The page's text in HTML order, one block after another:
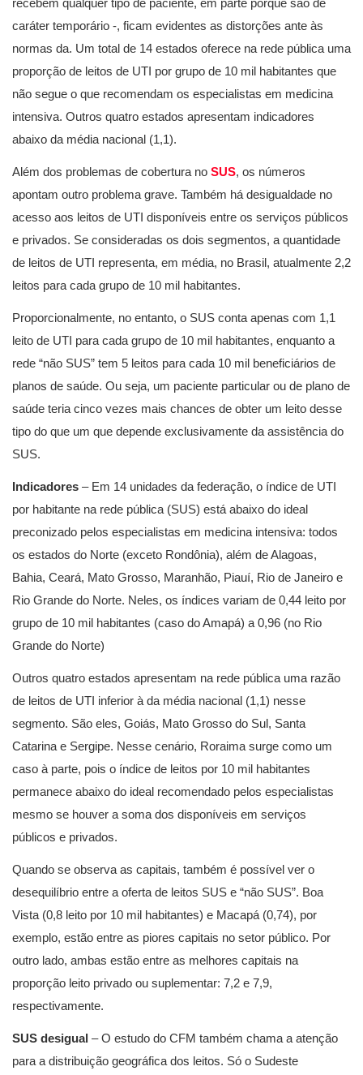
caráter temporário -, ficam evidentes as distorções ante às
normas da. Um total de 14 estados oferece na rede pública uma
proporção de leitos de UTI por grupo de 10 mil habitantes que
não segue o que recomendam os especialistas em medicina
intensiva. Outros quatro estados apresentam indicadores
abaixo da média nacional (1,1).
Além dos problemas de cobertura no SUS, os números
apontam outro problema grave. Também há desigualdade no
acesso aos leitos de UTI disponíveis entre os serviços públicos
e privados. Se consideradas os dois segmentos, a quantidade
de leitos de UTI representa, em média, no Brasil, atualmente 2,2
leitos para cada grupo de 10 mil habitantes.
Proporcionalmente, no entanto, o SUS conta apenas com 1,1
leito de UTI para cada grupo de 10 mil habitantes, enquanto a
rede “não SUS” tem 5 leitos para cada 10 mil beneficiários de
planos de saúde. Ou seja, um paciente particular ou de plano de
saúde teria cinco vezes mais chances de obter um leito desse
tipo do que um que depende exclusivamente da assistência do
SUS.
Indicadores – Em 14 unidades da federação, o índice de UTI
por habitante na rede pública (SUS) está abaixo do ideal
preconizado pelos especialistas em medicina intensiva: todos
os estados do Norte (exceto Rondônia), além de Alagoas,
Bahia, Ceará, Mato Grosso, Maranhão, Piauí, Rio de Janeiro e
Rio Grande do Norte. Neles, os índices variam de 0,44 leito por
grupo de 10 mil habitantes (caso do Amapá) a 0,96 (no Rio
Grande do Norte)
Outros quatro estados apresentam na rede pública uma razão
de leitos de UTI inferior à da média nacional (1,1) nesse
segmento. São eles, Goiás, Mato Grosso do Sul, Santa
Catarina e Sergipe. Nesse cenário, Roraima surge como um
caso à parte, pois o índice de leitos por 10 mil habitantes
permanece abaixo do ideal recomendado pelos especialistas
mesmo se houver a soma dos disponíveis em serviços
públicos e privados.
Quando se observa as capitais, também é possível ver o
desequilíbrio entre a oferta de leitos SUS e “não SUS”. Boa
Vista (0,8 leito por 10 mil habitantes) e Macapá (0,74), por
exemplo, estão entre as piores capitais no setor público. Por
outro lado, ambas estão entre as melhores capitais na
proporção leito privado ou suplementar: 7,2 e 7,9,
respectivamente.
SUS desigual – O estudo do CFM também chama a atenção
para a distribuição geográfica dos leitos. Só o Sudeste